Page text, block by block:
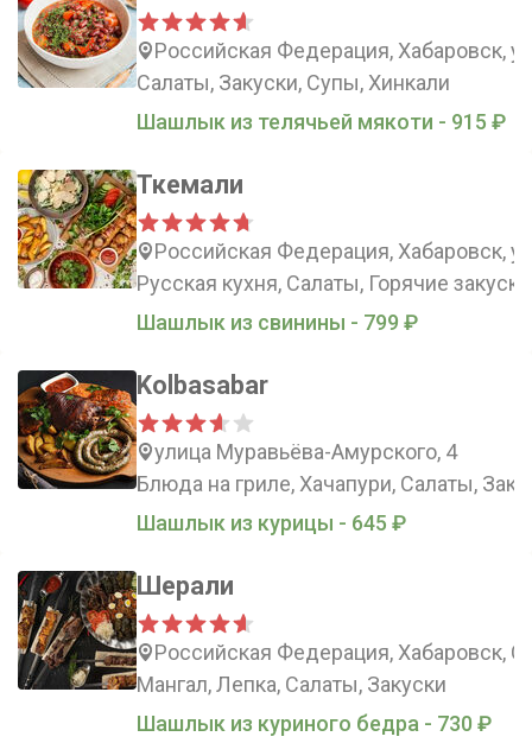
Российская Федерация, Хабаровск,
Салаты, Закуски, Супы, Хинкали
Шашлык из телячьей мякоти - 915 ₽
Ткемали
Российская Федерация, Хабаровск,
Русская кухня, Салаты, Горячие
Шашлык из свинины - 799 ₽
Kolbasabar
улица Муравьёва-Амурского, 4
Блюда на гриле, Хачапури, Салаты,
Шашлык из курицы - 645 ₽
Шерали
Российская Федерация, Хабаровск,
Мангал, Лепка, Салаты, Закуски
Шашлык из куриного бедра - 730 ₽